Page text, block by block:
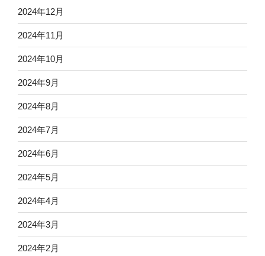
2024年12月
2024年11月
2024年10月
2024年9月
2024年8月
2024年7月
2024年6月
2024年5月
2024年4月
2024年3月
2024年2月